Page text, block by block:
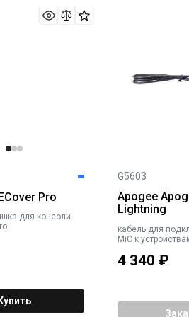
Pro
для консоли
Купить
G5603
Apogee
Lightning
кабель для
MiC к
4 340 ₽